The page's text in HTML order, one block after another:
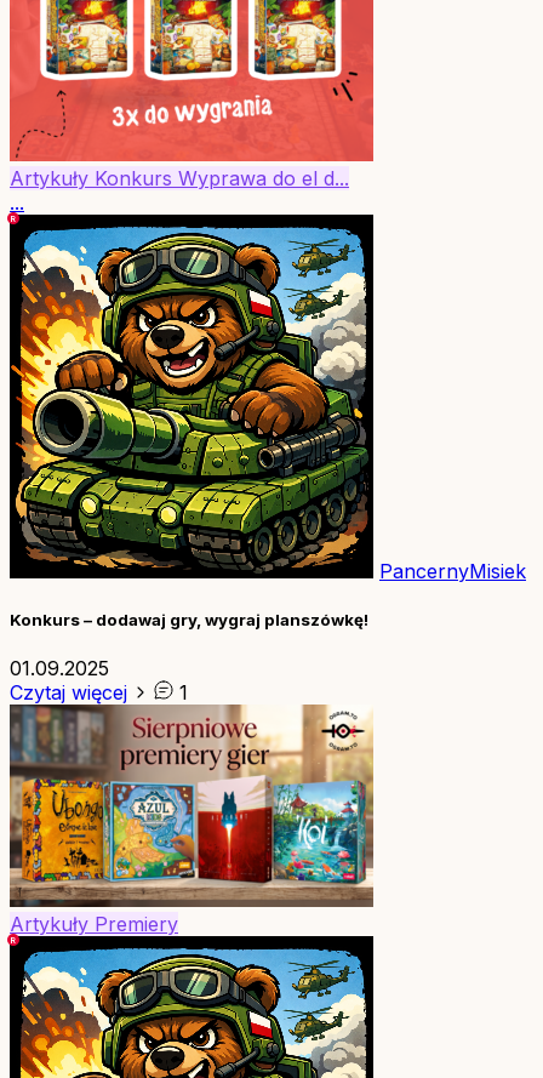
Artykuły Konkurs Wyprawa do el d...
...
PancernyMisiek
Konkurs – dodawaj gry, wygraj planszówkę!
01.09.2025
Czytaj więcej
1
Artykuły Premiery